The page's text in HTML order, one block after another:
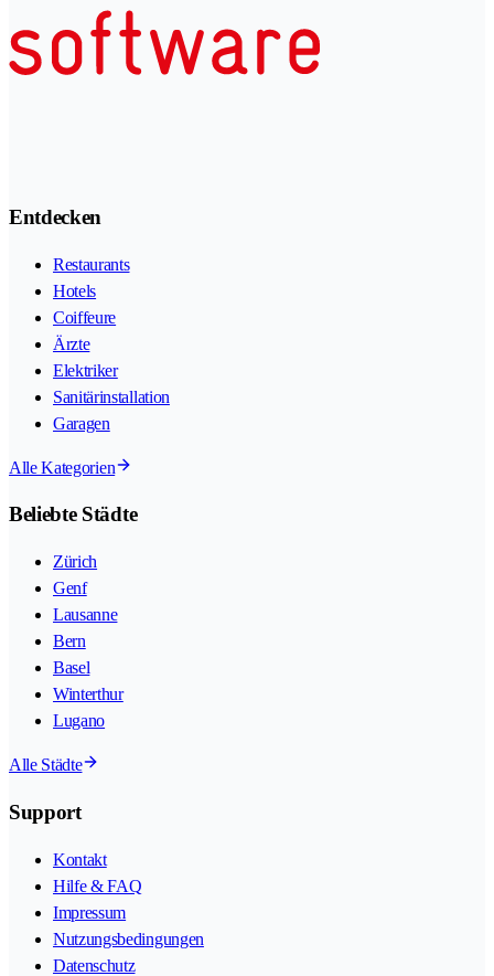
Entdecken
Restaurants
Hotels
Coiffeure
Ärzte
Elektriker
Sanitärinstallation
Garagen
Alle Kategorien
Beliebte Städte
Zürich
Genf
Lausanne
Bern
Basel
Winterthur
Lugano
Alle Städte
Support
Kontakt
Hilfe & FAQ
Impressum
Nutzungsbedingungen
Datenschutz